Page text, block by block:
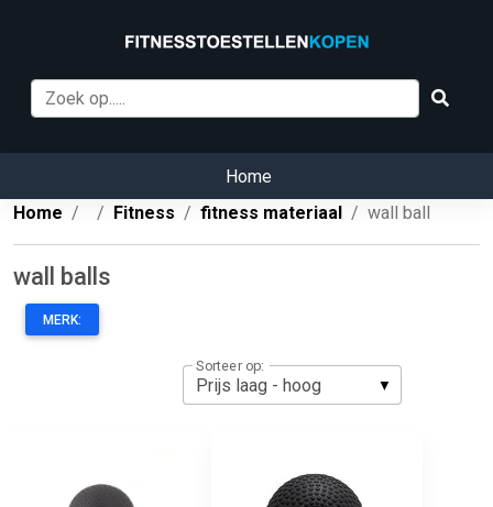
Home
Home
Fitness fitness materiaal wall ball
wall balls
MERK:
Sorteer op: